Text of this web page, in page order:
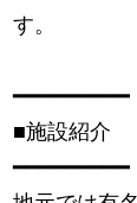
す。
━━━━━━━━━
■施設紹介
━━━━━━━━━